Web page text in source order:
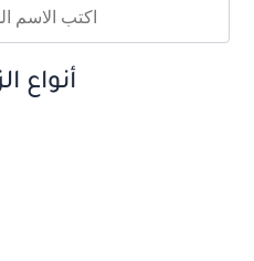
أنواع